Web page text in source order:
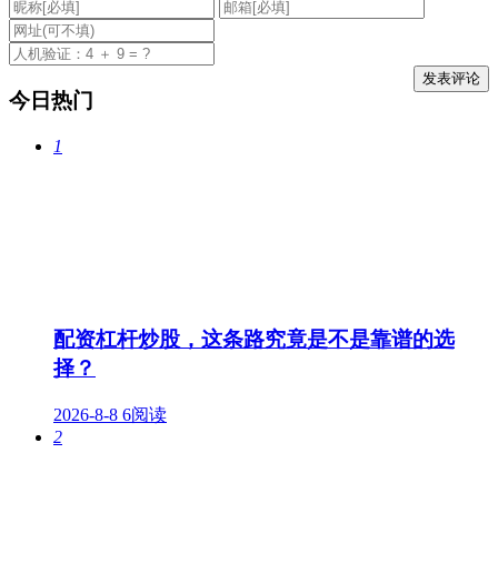
今日热门
1
配资杠杆炒股，这条路究竟是不是靠谱的选
择？
2026-8-8 6阅读
2